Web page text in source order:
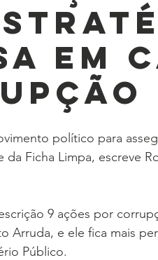
em
político para
da Ficha Limpa, escreve
9 ações por
Arruda, e ele fica mais
Público.